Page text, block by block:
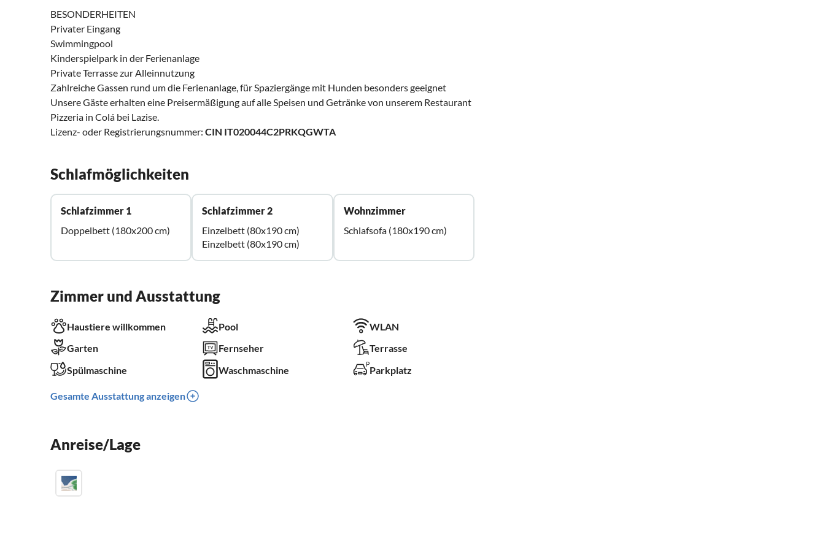
BESONDERHEITEN
Privater Eingang
Swimmingpool
Kinderspielpark in der Ferienanlage
Private Terrasse zur Alleinnutzung
Zahlreiche Gassen rund um die Ferienanlage, für Spaziergänge mit Hunden besonders geeignet
Unsere Gäste erhalten eine Preisermäßigung auf alle Speisen und Getränke von unserem Restaurant
Pizzeria in Colá bei Lazise.
Lizenz- oder Registrierungsnummer: CIN IT020044C2PRKQGWTA
Schlafmöglichkeiten
Schlafzimmer 1
Doppelbett (180x200 cm)
Schlafzimmer 2
Einzelbett (80x190 cm)
Einzelbett (80x190 cm)
Wohnzimmer
Schlafsofa (180x190 cm)
Zimmer und Ausstattung
Haustiere willkommen Pool
WLAN
Garten
Fernseher
Terrasse
Spülmaschine
Waschmaschine Parkplatz
Gesamte Ausstattung anzeigen
Anreise/Lage